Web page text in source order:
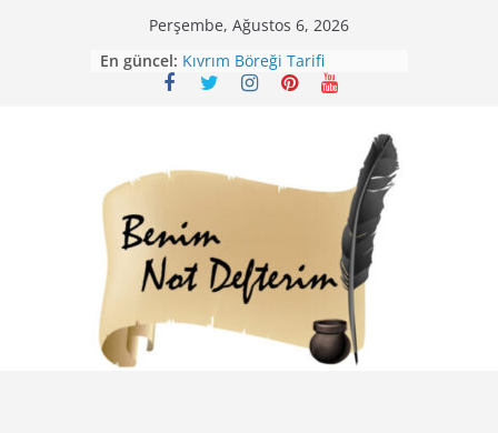
Perşembe, Ağustos 6, 2026
En güncel: Kıvrım Böreği Tarifi
Karabuğday Pilavı Tarifi